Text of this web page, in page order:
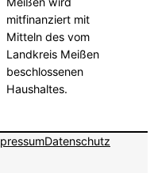
mitfinanziert mit
Mitteln des vom
Landkreis Meißen
beschlossenen
Haushaltes.
Datenschutz